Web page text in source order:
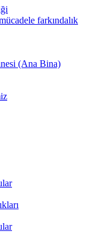
farkındalık
(Ana Bina)